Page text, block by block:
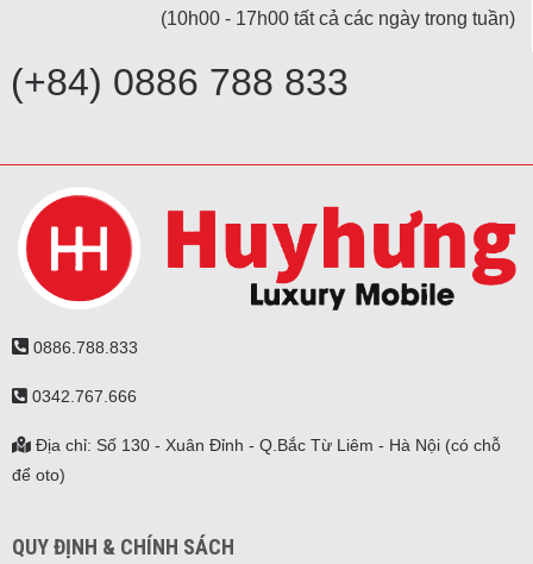
(10h00 - 17h00 tất cả các ngày trong tuần)
(+84) 0886 788 833
0886.788.833
0342.767.666
Địa chỉ: Số 130 - Xuân Đỉnh - Q.Bắc Từ Liêm - Hà Nội (có chỗ
để oto)
QUY ĐỊNH & CHÍNH SÁCH